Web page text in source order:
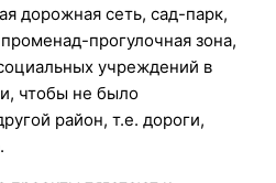
дорожная сеть, сад-парк,
прогулочная зона,
учреждений в
чтобы не было
район, т.е. дороги,